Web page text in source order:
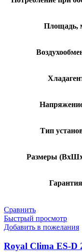
Площадь,
Тип
Размеры
Гарантия
Сравнить
Быстрый просмотр
Добавить в пожелания
Royal Clima ES-D